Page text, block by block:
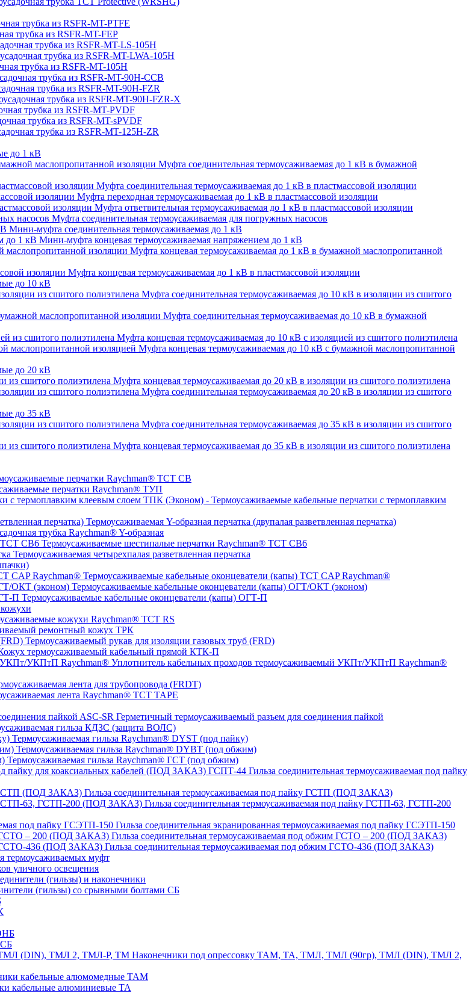
трубка из RSFR-MT-PTFE
трубка из RSFR-MT-FEP
трубка из RSFR-MT-LS-105H
трубка из RSFR-MT-LWA-105H
трубка из RSFR-MT-105H
трубка из RSFR-MT-90H-CCB
трубка из RSFR-MT-90H-FZR
трубка из RSFR-MT-90H-FZR-X
трубка из RSFR-MT-PVDF
трубка из RSFR-MT-sPVDF
трубка из RSFR-MT-125H-ZR
до 1 кВ
Муфта соединительная термоусаживаемая до 1 кВ в бумажной
Муфта соединительная термоусаживаемая до 1 кВ в пластмассовой изоляции
Муфта переходная термоусаживаемая до 1 кВ в пластмассовой изоляции
Муфта ответвительная термоусаживаемая до 1 кВ в пластмассовой изоляции
Муфта соединительная термоусаживаемая для погружных насосов
Мини-муфта соединительная термоусаживаемая до 1 кВ
Мини-муфта концевая термоусаживаемая напряжением до 1 кВ
Муфта концевая термоусаживаемая до 1 кВ в бумажной маслопропитанной
Муфта концевая термоусаживаемая до 1 кВ в пластмассовой изоляции
до 10 кВ
Муфта соединительная термоусаживаемая до 10 кВ в изоляции из сшитого
Муфта соединительная термоусаживаемая до 10 кВ в бумажной
Муфта концевая термоусаживаемая до 10 кВ с изоляцией из сшитого полиэтилена
Муфта концевая термоусаживаемая до 10 кВ с бумажной маслопропитанной
до 20 кВ
Муфта концевая термоусаживаемая до 20 кВ в изоляции из сшитого полиэтилена
Муфта соединительная термоусаживаемая до 20 кВ в изоляции из сшитого
до 35 кВ
Муфта соединительная термоусаживаемая до 35 кВ в изоляции из сшитого
Муфта концевая термоусаживаемая до 35 кВ в изоляции из сшитого полиэтилена
перчатки Raychman® TCT CB
перчатки Raychman® ТУП
ТПК (Эконом) - Термоусаживаемые кабельные перчатки с термоплавким
Термоусаживаемая Y-образная перчатка (двупалая разветвленная перчатка)
трубка Raychman® Y-образная
Термоусаживаемые шестипалые перчатки Raychman® ТСТ СВ6
Термоусаживаемая четырехпалая разветвленная перчатка
Термоусаживаемые кабельные оконцеватели (капы) ТCT CAP Raychman®
Термоусаживаемые кабельные оконцеватели (капы) ОГТ/ОКТ (эконом)
Термоусаживаемые кабельные оконцеватели (капы) ОГТ-П
кожухи Raychman® TCT RS
ремонтный кожух ТРК
Термоусаживаемый рукав для изоляции газовых труб (FRD)
термоусаживаемый кабельный прямой КТК-П
Уплотнитель кабельных проходов термоусаживаемый УКПт/УКПтП Raychman®
лента для трубопровода (FRDT)
лента Raychman® TCT TAPE
ASC‐SR Герметичный термоусаживаемый разъем для соединения пайкой
гильза КДЗС (защита ВОЛС)
Термоусаживаемая гильза Raychman® DYST (под пайку)
Термоусаживаемая гильза Raychman® DYBT (под обжим)
Термоусаживаемая гильза Raychman® ГСТ (под обжим)
ГСПТ-44 Гильза соединительная термоусаживаемая под пайку
Гильза соединительная термоусаживаемая под пайку ГСТП (ПОД ЗАКАЗ)
Гильза соединительная термоусаживаемая под пайку ГСТП-63, ГСТП-200
Гильза соединительная экранированная термоусаживаемая под пайку ГСЭТП-150
Гильза соединительная термоусаживаемая под обжим ГСТО – 200 (ПОД ЗАКАЗ)
Гильза соединительная термоусаживаемая под обжим ГСТО-436 (ПОД ЗАКАЗ)
термоусаживаемых муфт
уличного освещения
(гильзы) и наконечники
(гильзы) со срывными болтами СБ
Наконечники под опрессовку ТАМ, ТА, ТМЛ, ТМЛ (90гр), ТМЛ (DIN), ТМЛ 2,
кабельные алюмомедные ТАМ
кабельные алюминиевые ТА